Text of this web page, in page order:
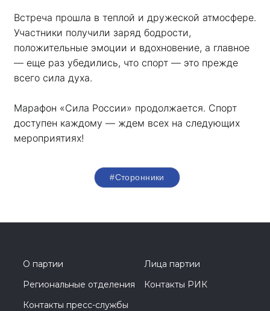
Встреча прошла в теплой и дружеской атмосфере.
Участники получили заряд бодрости,
положительные эмоции и вдохновение, а главное
— еще раз убедились, что спорт — это прежде
всего сила духа.
Марафон «Сила России» продолжается. Спорт
доступен каждому — ждем всех на следующих
мероприятиях!
#Сторонники
О партии
Лица партии
Региональные отделения
Контакты РИК
Контакты пресс-службы